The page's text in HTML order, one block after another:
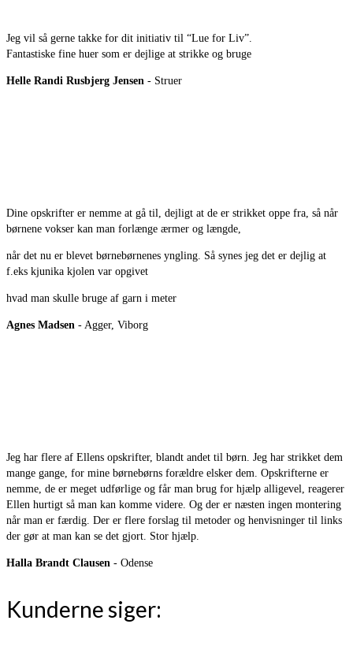
Jeg vil så gerne takke for dit initiativ til “Lue for Liv”.
Fantastiske fine huer som er dejlige at strikke og bruge
Helle Randi Rusbjerg Jensen - Struer
Dine opskrifter er nemme at gå til, dejligt at de er strikket oppe fra, så når
børnene vokser kan man forlænge ærmer og længde,
når det nu er blevet børnebørnenes yngling. Så synes jeg det er dejlig at
f.eks kjunika kjolen var opgivet
hvad man skulle bruge af garn i meter
Agnes Madsen - Agger, Viborg
Jeg har flere af Ellens opskrifter, blandt andet til børn. Jeg har strikket dem
mange gange, for mine børnebørns forældre elsker dem. Opskrifterne er
nemme, de er meget udførlige og får man brug for hjælp alligevel, reagerer
Ellen hurtigt så man kan komme videre. Og der er næsten ingen montering
når man er færdig. Der er flere forslag til metoder og henvisninger til links
der gør at man kan se det gjort. Stor hjælp.
Halla Brandt Clausen - Odense
Kunderne siger: